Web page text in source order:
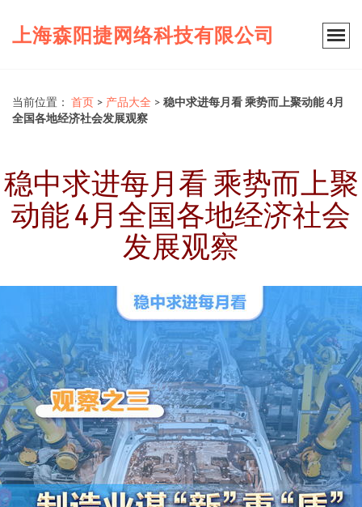
上海森阳捷网络科技有限公司
当前位置： 首页 > 产品大全 > 稳中求进每月看 乘势而上聚动能 4月
全国各地经济社会发展观察
稳中求进每月看 乘势而上聚
动能 4月全国各地经济社会
发展观察